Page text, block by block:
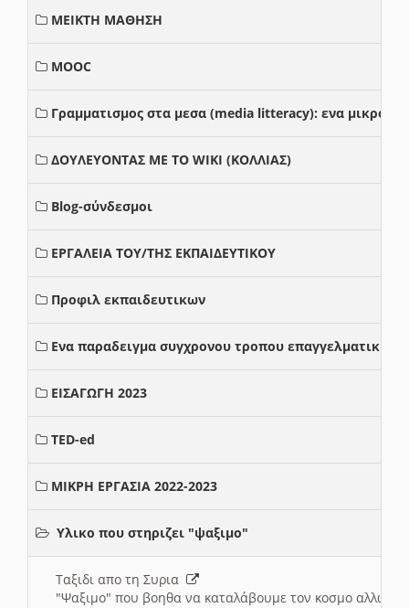
ΜΕΙΚΤΗ ΜΑΘΗΣΗ
MOOC
Γραμματισμος στα μεσα (media litteracy): ενα μικρο
ΔΟΥΛΕΥΟΝΤΑΣ ΜΕ ΤΟ WIKI (ΚΟΛΛΙΑΣ)
Blog-σύνδεσμοι
ΕΡΓΑΛΕΙΑ ΤΟΥ/ΤΗΣ ΕΚΠΑΙΔΕΥΤΙΚΟΥ
Προφιλ εκπαιδευτικων
Ενα παραδειγμα συγχρονου τροπου επαγγελματικης
ΕΙΣΑΓΩΓΗ 2023
TED-ed
ΜΙΚΡΗ ΕΡΓΑΣΙΑ 2022-2023
Υλικο που στηριζει "ψαξιμο"
Ταξιδι απο τη Συρια
"Ψαξιμο" που βοηθα να καταλάβουμε τον κοσμο αλλων